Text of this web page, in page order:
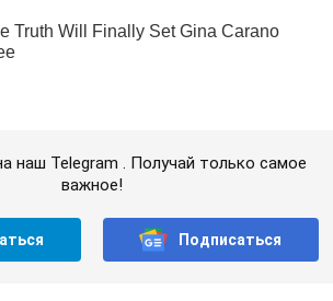
наш Telegram . Получай только самое
важное!
Подписаться